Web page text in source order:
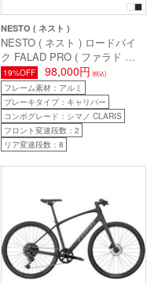
NESTO ( ネスト )
NESTO ( ネスト ) ロードバイ
ク FALAD PRO ( ファラド プ
ロ ) ミッドナイトブルー/アッ
シュホワイト 430 ( 身長目安
165cm前後 )
19%OFF 98,000円 (税込)
フレーム素材：アルミ
ブレーキタイプ：キャリパー
コンポグレード：シマノ CLARIS
フロント変速段数：2
リア変速段数：8